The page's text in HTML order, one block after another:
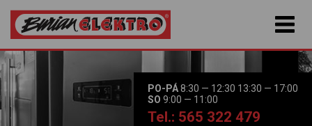
PO-PÁ8:30 — 12:30 13:30 — 17:00
SO 9:00 — 11:00
Tel.: 565 322 479